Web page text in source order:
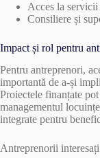
Acces la servicii
Consiliere și
Impact și rol pentru
Pentru antreprenori,
importantă de a-și
Proiectele finanțate
managementul
integrate pentru
Antreprenorii